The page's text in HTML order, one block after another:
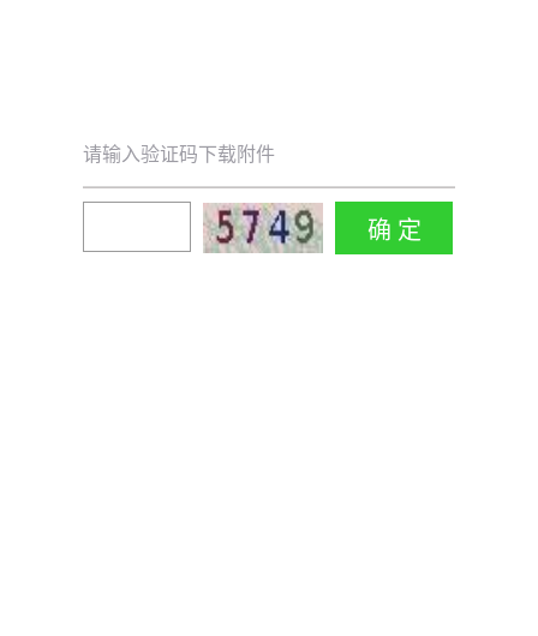
请输入验证码下载附件